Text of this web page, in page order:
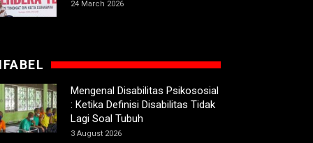
24 March 2026
Mengenal Disabilitas Psikososial
: Ketika Definisi Disabilitas Tidak
Lagi Soal Tubuh
3 August 2026